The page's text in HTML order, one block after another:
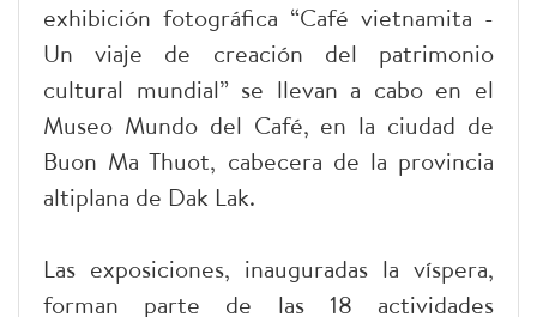
exhibición fotográfica “Café vietnamita -
Un viaje de creación del patrimonio
cultural mundial” se llevan a cabo en el
Museo Mundo del Café, en la ciudad de
Buon Ma Thuot, cabecera de la provincia
altiplana de Dak Lak.
Las exposiciones, inauguradas la víspera,
forman parte de las 18 actividades